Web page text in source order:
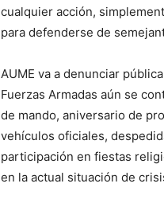
cualquier acción,
para defenderse de
AUME va a denunciar
Fuerzas Armadas aún se
de mando, aniversario de
vehículos oficiales,
participación en fiestas
en la actual situación de